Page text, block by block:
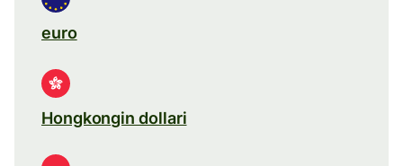
euro
Hongkongin dollari